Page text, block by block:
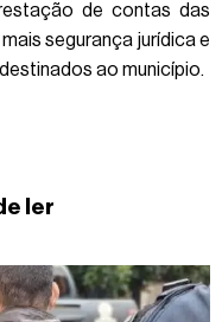
de contas das
segurança jurídica e
ao município.
ler